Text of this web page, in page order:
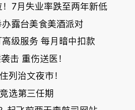
7月失业率跌至两年新低
露台美食美酒派对
级服务 每月暗中扣款
击 重伤送医！
列治文夜市！
选第三任期